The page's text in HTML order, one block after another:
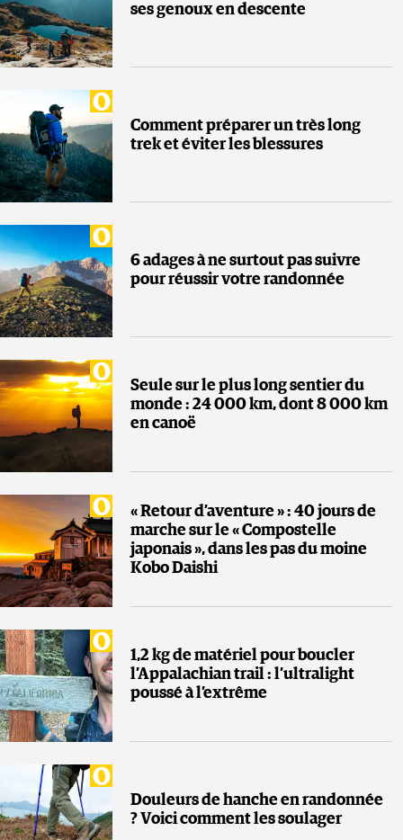
ses genoux en descente
Comment préparer un très long
trek et éviter les blessures
6 adages à ne surtout pas suivre
pour réussir votre randonnée
Seule sur le plus long sentier du
monde : 24 000 km, dont 8 000 km
en canoë
« Retour d’aventure » : 40 jours de
marche sur le « Compostelle
japonais », dans les pas du moine
Kobo Daishi
1,2 kg de matériel pour boucler
l’Appalachian trail : l’ultralight
poussé à l’extrême
Douleurs de hanche en randonnée
? Voici comment les soulager